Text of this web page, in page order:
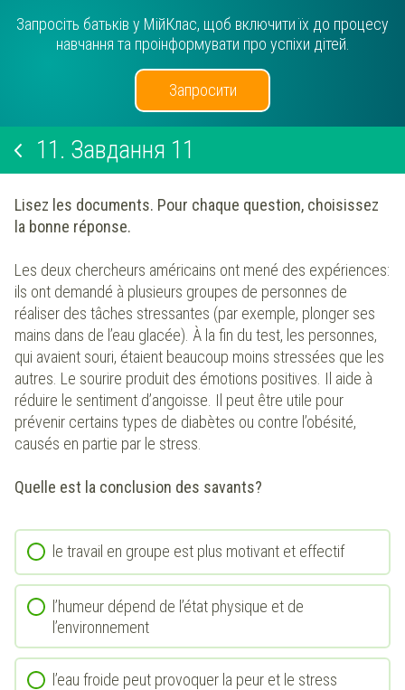
Запросіть батьків у МійКлас, щоб включити їх до процесу
навчання та проінформувати про успіхи дітей.
Запросити
11. Завдання 11
Lisez les documents. Pour chaque question, choisissez
la bonne réponse.
Les deux chercheurs américains ont mené des expériences:
ils ont demandé à plusieurs groupes de personnes de
réaliser des tâches stressantes (par exemple, plonger ses
mains dans de l’eau glacée). À la fin du test, les personnes,
qui avaient souri, étaient beaucoup moins stressées que les
autres. Le sourire produit des émotions positives. Il aide à
réduire le sentiment d’angoisse. Il peut être utile pour
prévenir certains types de diabètes ou contre l’obésité,
causés en partie par le stress.
Quelle est la conclusion des savants?
le travail en groupe est plus motivant et effectif
l’humeur dépend de l’état physique et de
l’environnement
l’eau froide peut provoquer la peur et le stress